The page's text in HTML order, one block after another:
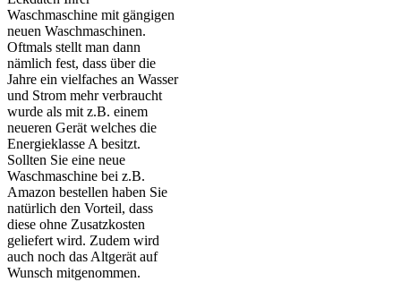
Waschmaschine mit gängigen
neuen Waschmaschinen.
Oftmals stellt man dann
nämlich fest, dass über die
Jahre ein vielfaches an Wasser
und Strom mehr verbraucht
wurde als mit z.B. einem
neueren Gerät welches die
Energieklasse A besitzt.
Sollten Sie eine neue
Waschmaschine bei z.B.
Amazon bestellen haben Sie
natürlich den Vorteil, dass
diese ohne Zusatzkosten
geliefert wird. Zudem wird
auch noch das Altgerät auf
Wunsch mitgenommen.